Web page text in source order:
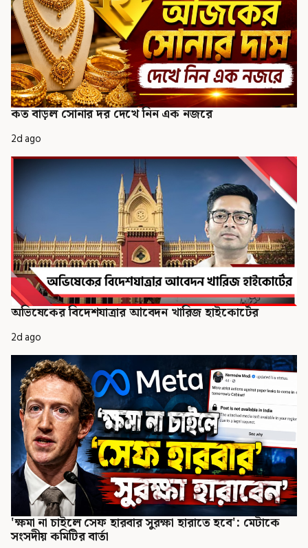
কত বাড়ল সোনার দর দেখে নিন এক নজরে
2d ago
অভিষেকের বিদেশযাত্রার আবেদন খারিজ হাইকোর্টের
2d ago
'ক্ষমা না চাইলে সেফ হারবার সুরক্ষা হারাতে হবে': মেটাকে
সংসদীয় কমিটির বার্তা